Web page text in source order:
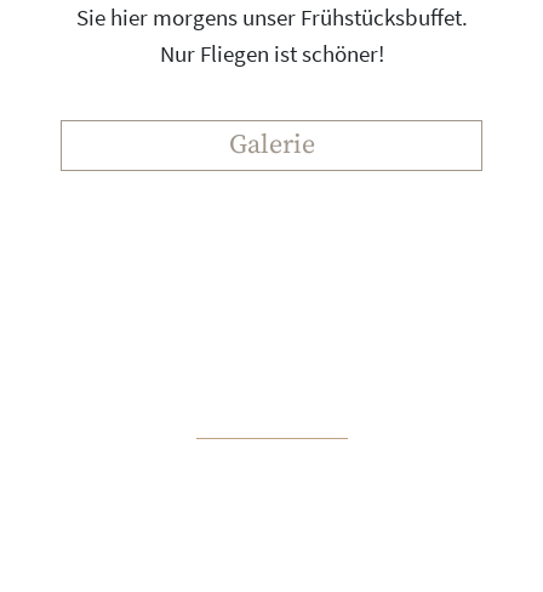
Sie hier morgens unser Frühstücksbuffet.
Nur Fliegen ist schöner!
Galerie